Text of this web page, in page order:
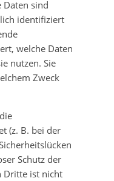
Daten sind
identifiziert
welche Daten
nutzen. Sie
Zweck
(z. B. bei der
Schutz der
Dritte ist nicht